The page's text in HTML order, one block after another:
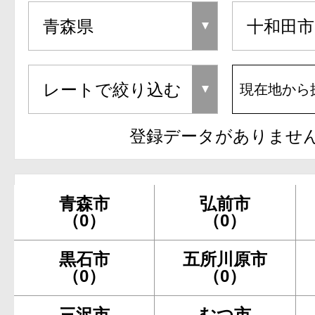
現在地から
登録データがありませ
青森市
（0）
弘前市
（0）
黒石市
（0）
五所川原市
（0）